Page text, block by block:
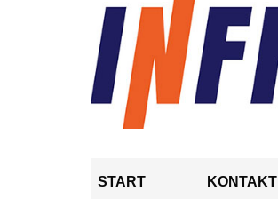
START KONTAKT